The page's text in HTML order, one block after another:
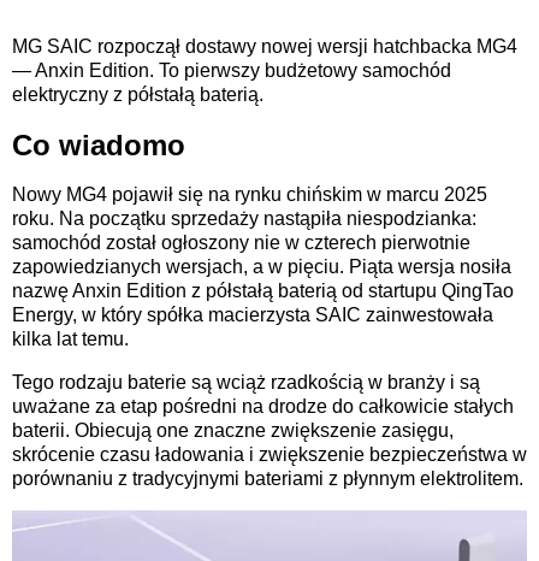
MG SAIC rozpoczął dostawy nowej wersji hatchbacka MG4
— Anxin Edition. To pierwszy budżetowy samochód
elektryczny z półstałą baterią.
Co wiadomo
Nowy MG4 pojawił się na rynku chińskim w marcu 2025
roku. Na początku sprzedaży nastąpiła niespodzianka:
samochód został ogłoszony nie w czterech pierwotnie
zapowiedzianych wersjach, a w pięciu. Piąta wersja nosiła
nazwę Anxin Edition z półstałą baterią od startupu QingTao
Energy, w który spółka macierzysta SAIC zainwestowała
kilka lat temu.
Tego rodzaju baterie są wciąż rzadkością w branży i są
uważane za etap pośredni na drodze do całkowicie stałych
baterii. Obiecują one znaczne zwiększenie zasięgu,
skrócenie czasu ładowania i zwiększenie bezpieczeństwa w
porównaniu z tradycyjnymi bateriami z płynnym elektrolitem.